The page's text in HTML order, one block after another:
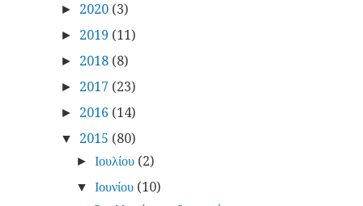
► 2020 (3)
► 2019 (11)
► 2018 (8)
► 2017 (23)
► 2016 (14)
▼ 2015 (80)
►Ιουλίου (2)
▼ Ιουνίου (10)